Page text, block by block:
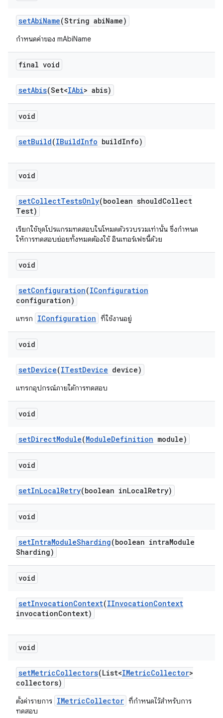
setAbiName(String abiName)
กำหนดค่าของ mAbiName
final void
setAbis(Set<IAbi> abis)
void
setBuild(IBuildInfo buildInfo)
void
setCollectTestsOnly(boolean shouldCollect
Test)
เรียกใช้ชุดโปรแกรมทดสอบในโหมดตัวรวบรวมเท่านั้น ซึ่งกำหนด
ให้การทดสอบย่อยทั้งหมดต้องใช้ อินเทอร์เฟซนี้ด้วย
void
setConfiguration(IConfiguration
configuration)
แทรก IConfiguration ที่ใช้งานอยู่
void
setDevice(ITestDevice device)
แทรกอุปกรณ์ภายใต้การทดสอบ
void
setDirectModule(ModuleDefinition module)
void
setInLocalRetry(boolean inLocalRetry)
void
setIntraModuleSharding(boolean intraModule
Sharding)
void
setInvocationContext(IInvocationContext
invocationContext)
void
setMetricCollectors(List<IMetricCollector>
collectors)
ตั้งค่ารายการ IMetricCollector ที่กำหนดไว้สำหรับการ
ทดสอบ